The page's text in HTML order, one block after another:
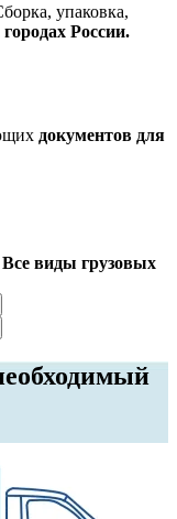
упаковка,
России.
документов для
Все виды грузовых